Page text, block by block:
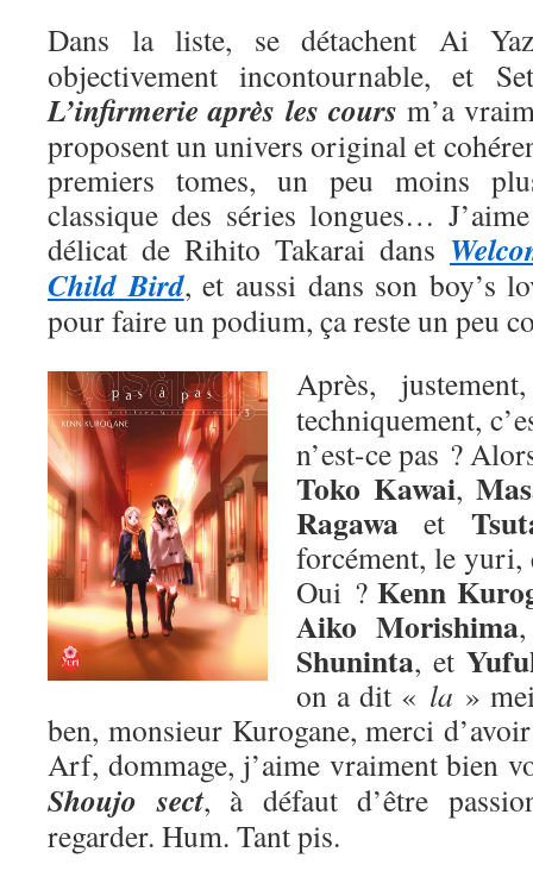
Dans la liste, se détachent Ai
objectivement incontournable, et
L’infirmerie après les cours m’a
proposent un univers original et
premiers tomes, un peu moins
classique des séries longues…
délicat de Rihito Takarai dans
Child Bird, et aussi dans son boy’s
pour faire un podium, ça reste un peu
Après,
techniquement,
n’est-ce pas ?
Toko Kawai,
Ragawa et
forcément, le yuri,
Oui ?Kenn
Aiko Morishima
Shuninta, et
on a dit « la »
ben, monsieur Kurogane, merci
Arf, dommage, j’aime vraiment bien
Shoujo sect, à défaut d’être
regarder. Hum. Tant pis.